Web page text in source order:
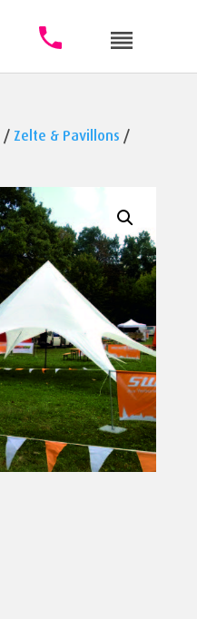
/ Zelte & Pavillons /